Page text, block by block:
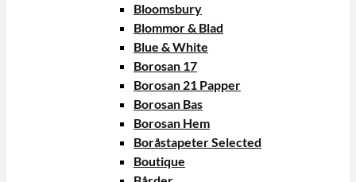
Bloomsbury
Blommor & Blad
Blue & White
Borosan 17
Borosan 21 Papper
Borosan Bas
Borosan Hem
Boråstapeter Selected
Boutique